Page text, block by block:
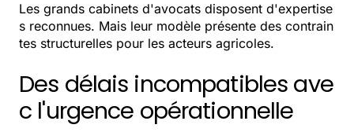
Les grands cabinets d'avocats disposent d'expertise
s reconnues. Mais leur modèle présente des contrain
tes structurelles pour les acteurs agricoles.
Des délais incompatibles ave
c l'urgence opérationnelle